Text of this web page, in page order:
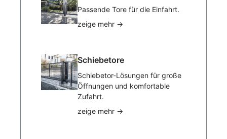
Passende Tore für die Einfahrt.
zeige mehr →
Schiebetore
Schiebetor-Lösungen für große
Öffnungen und komfortable
Zufahrt.
zeige mehr →